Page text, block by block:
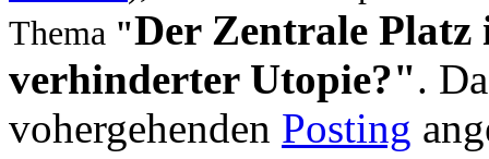
Thema "Der Zentrale
verhinderter Utopie?".
vohergehenden Posting